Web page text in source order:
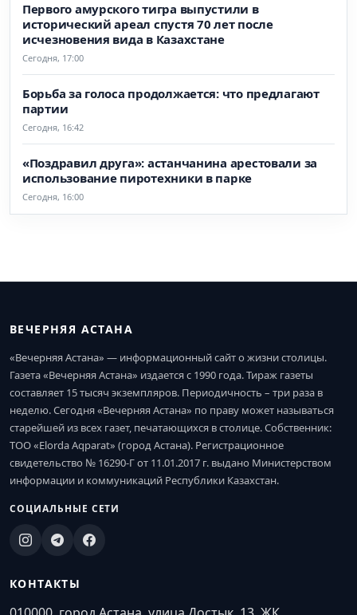
Первого амурского тигра выпустили в
исторический ареал спустя 70 лет после
исчезновения вида в Казахстане
Сегодня, 17:00
Борьба за голоса продолжается: что предлагают
партии
Сегодня, 16:42
«Поздравил друга»: астанчанина арестовали за
использование пиротехники в парке
Сегодня, 16:00
ВЕЧЕРНЯЯ АСТАНА
«Вечерняя Астана» — информационный сайт о жизни столицы.
Газета «Вечерняя Астана» издается с 1990 года. Тираж газеты
составляет 15 тысяч экземпляров. Периодичность – три раза в
неделю. Сегодня «Вечерняя Астана» по праву может называться
старейшей из всех газет, печатающихся в столице. Собственник:
ТОО «Elorda Aqparat» (город Астана). Регистрационное
свидетельство № 16290-Г от 11.01.2017 г. выдано Министерством
информации и коммуникаций Республики Казахстан.
СОЦИАЛЬНЫЕ СЕТИ
КОНТАКТЫ